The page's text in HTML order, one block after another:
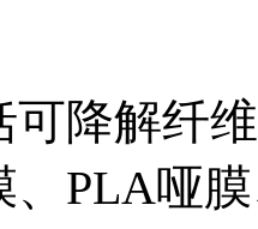
可降解纤
、PLA哑